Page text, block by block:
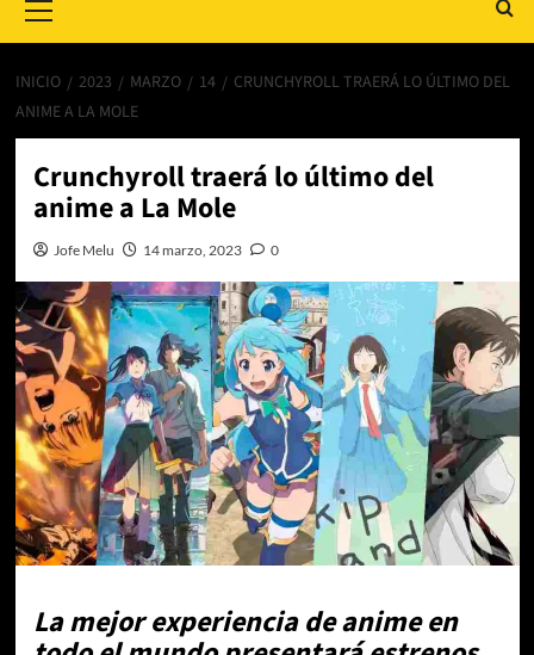
Menu
INICIO 2023 MARZO 14
CRUNCHYROLL TRAERÁ LO ÚLTIMO DEL
ANIME A LA MOLE
Crunchyroll traerá lo último del
anime a La Mole
Jofe Melu 14 marzo, 2023 0
La mejor experiencia de anime en